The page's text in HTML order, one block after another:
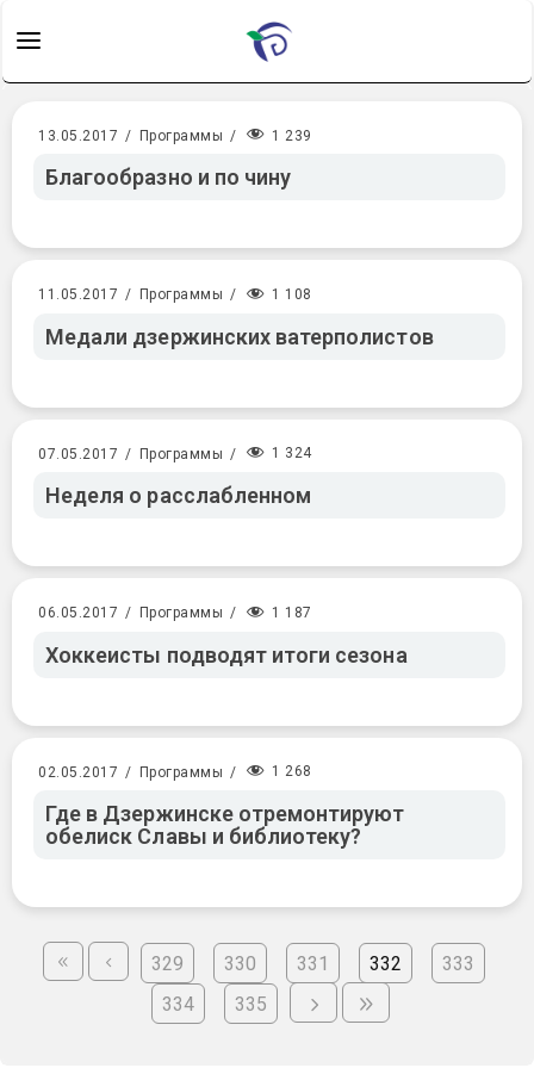
13.05.2017 / Программы / 1 239
Благообразно и по чину
11.05.2017 / Программы / 1 108
Медали дзержинских ватерполистов
07.05.2017 / Программы / 1 324
Неделя о расслабленном
06.05.2017 / Программы / 1 187
Хоккеисты подводят итоги сезона
02.05.2017 / Программы / 1 268
Где в Дзержинске отремонтируют
обелиск Славы и библиотеку?
329 330 331 332
333
334
335